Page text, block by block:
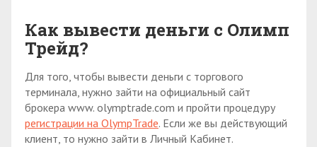
Как вывести деньги с Олимп
Трейд?
Для того, чтобы вывести деньги с торгового
терминала, нужно зайти на официальный сайт
брокера www. olymptrade.com и пройти процедуру
регистрации на OlympTrade. Если же вы действующий
клиент, то нужно зайти в Личный Кабинет.